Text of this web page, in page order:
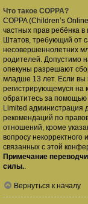
Что такое COPPA?
COPPA (Children’s
частных прав ребёнка
Штатов, требующий от
несовершеннолетних
родителей. Допустимо
опекуны разрешают
младше 13 лет. Если вы
регистрирующемуся на
обратитесь за помощью
Limited администрация
рекомендаций по
отношений, кроме
вопросу некорректного
связанных с этой
Примечание
силы..
Вернуться к началу